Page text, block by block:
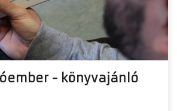
- könyvajánló